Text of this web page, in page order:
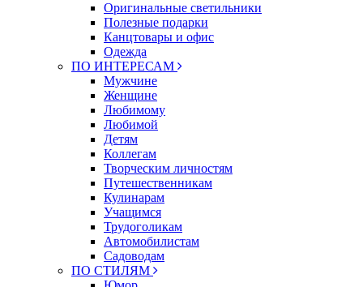
Оригинальные светильники
Полезные подарки
Канцтовары и офис
Одежда
ПО ИНТЕРЕСАМ
Мужчине
Женщине
Любимому
Любимой
Детям
Коллегам
Творческим личностям
Путешественникам
Кулинарам
Учащимся
Трудоголикам
Автомобилистам
Садоводам
ПО СТИЛЯМ